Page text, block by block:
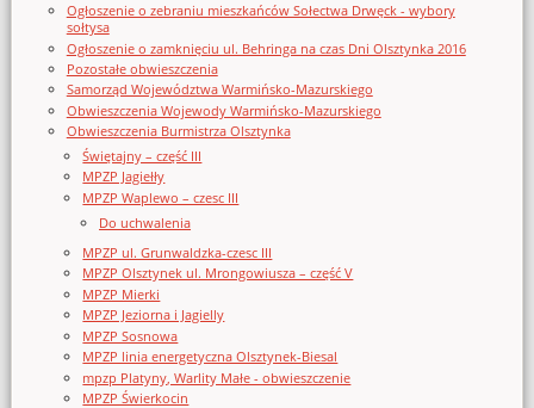
Ogłoszenie o zebraniu mieszkańców Sołectwa Drwęck - wybory
sołtysa
Ogłoszenie o zamknięciu ul. Behringa na czas Dni Olsztynka 2016
Pozostałe obwieszczenia
Samorząd Województwa Warmińsko-Mazurskiego
Obwieszczenia Wojewody Warmińsko-Mazurskiego
Obwieszczenia Burmistrza Olsztynka
Świętajny – część III
MPZP Jagiełły
MPZP Waplewo – czesc III
Do uchwalenia
MPZP ul. Grunwaldzka-czesc III
MPZP Olsztynek ul. Mrongowiusza – część V
MPZP Mierki
MPZP Jeziorna i Jagielly
MPZP Sosnowa
MPZP linia energetyczna Olsztynek-Biesal
mpzp Platyny, Warlity Małe - obwieszczenie
MPZP Świerkocin